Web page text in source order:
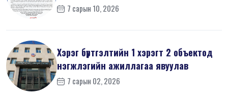
7 сарын 10, 2026
Хэрэг бүртгэлтийн 1 хэрэгт 2 объектод
нэгжлэгийн ажиллагаа явуулав
7 сарын 02, 2026